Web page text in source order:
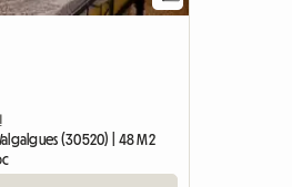
(30520) | 48 M2